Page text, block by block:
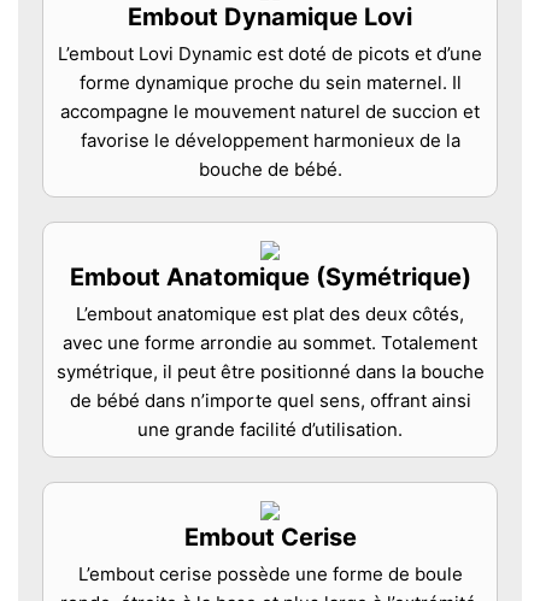
Embout Dynamique Lovi
L’embout Lovi Dynamic est doté de picots et d’une
forme dynamique proche du sein maternel. Il
accompagne le mouvement naturel de succion et
favorise le développement harmonieux de la
bouche de bébé.
Embout Anatomique (Symétrique)
L’embout anatomique est plat des deux côtés,
avec une forme arrondie au sommet. Totalement
symétrique, il peut être positionné dans la bouche
de bébé dans n’importe quel sens, offrant ainsi
une grande facilité d’utilisation.
Embout Cerise
L’embout cerise possède une forme de boule